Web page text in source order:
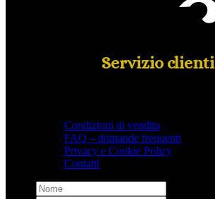
Servizio clienti
Condizioni di vendita
FAQ – domande frequenti
Privacy e Cookie Policy
Contatti